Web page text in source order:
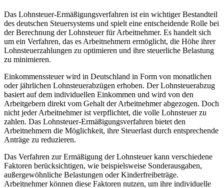
Das Lohnsteuer-Ermäßigungsverfahren ist ein wichtiger Bestandteil
des deutschen Steuersystems und spielt eine entscheidende Rolle bei
der Berechnung der Lohnsteuer für Arbeitnehmer. Es handelt sich
um ein Verfahren, das es Arbeitnehmern ermöglicht, die Höhe ihrer
Lohnsteuerzahlungen zu optimieren und ihre steuerliche Belastung
zu minimieren.
Einkommenssteuer wird in Deutschland in Form von monatlichen
oder jährlichen Lohnsteuerabzügen erhoben. Der Lohnsteuerabzug
basiert auf dem individuellen Einkommen und wird von den
Arbeitgebern direkt vom Gehalt der Arbeitnehmer abgezogen. Doch
nicht jeder Arbeitnehmer ist verpflichtet, die volle Lohnsteuer zu
zahlen. Das Lohnsteuer-Ermäßigungsverfahren bietet den
Arbeitnehmern die Möglichkeit, ihre Steuerlast durch entsprechende
Anträge zu reduzieren.
Das Verfahren zur Ermäßigung der Lohnsteuer kann verschiedene
Faktoren berücksichtigen, wie beispielsweise Sonderausgaben,
außergewöhnliche Belastungen oder Kinderfreibeträge.
Arbeitnehmer können diese Faktoren nutzen, um ihre individuelle